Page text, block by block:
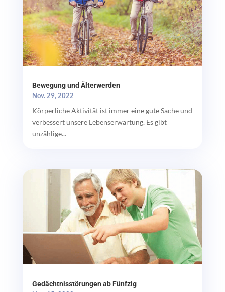
Bewegung und Älterwerden
Nov. 29, 2022
Körperliche Aktivität ist immer eine gute Sache und
verbessert unsere Lebenserwartung. Es gibt
unzählige...
Gedächtnisstörungen ab Fünfzig